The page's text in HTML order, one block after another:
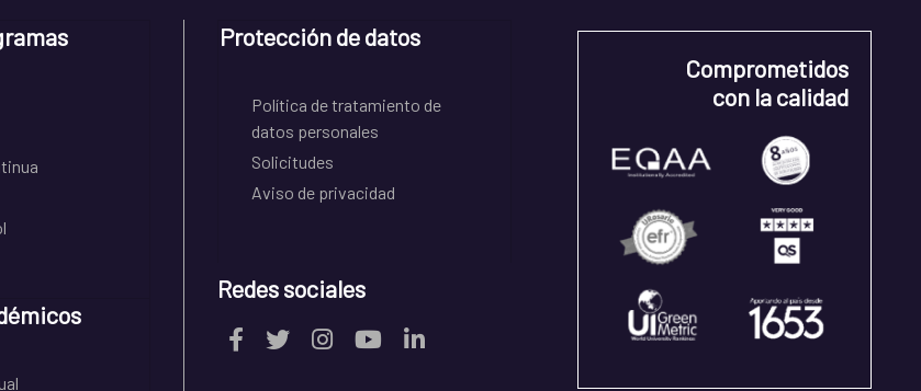
Protección de datos
Política de tratamiento de
datos personales
Solicitudes
Aviso de privacidad
Redes sociales
Comprometidos
con la calidad